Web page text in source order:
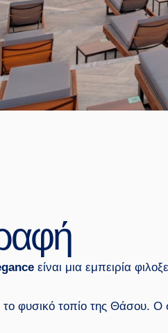
είναι μια εμπειρία
το φυσικό τοπίο της Θάσου. Ο